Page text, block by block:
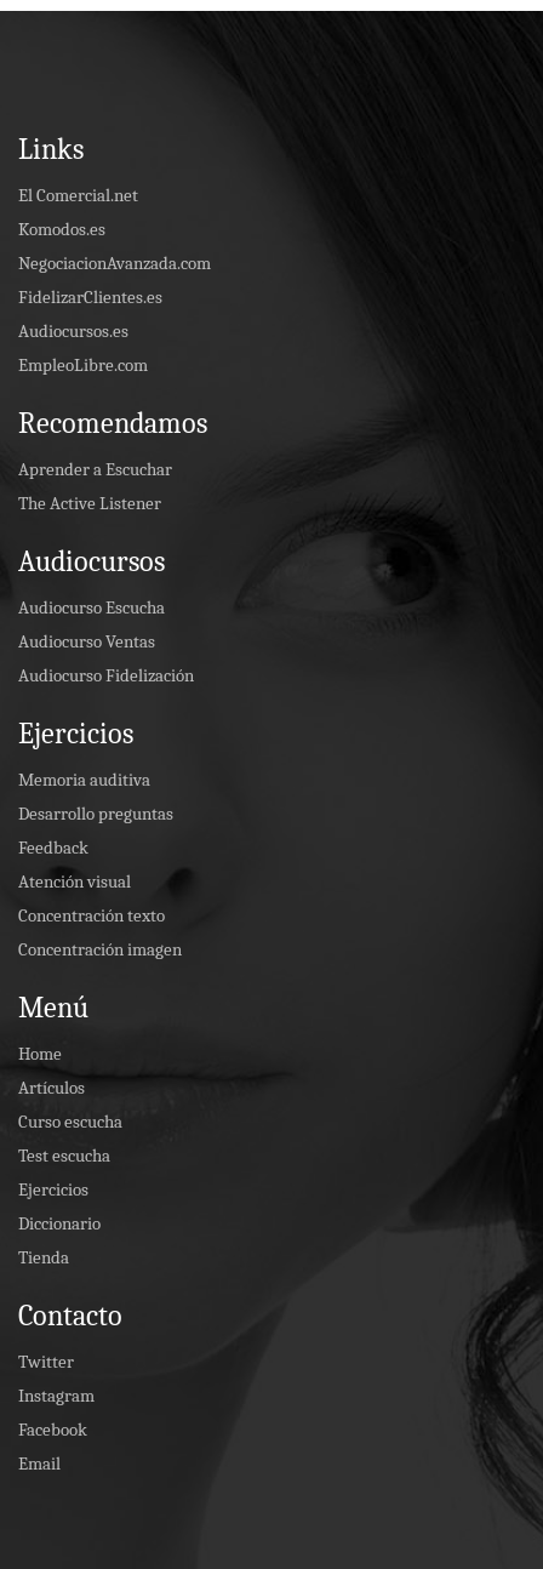
Links
El Comercial.net
Komodos.es
NegociacionAvanzada.com
FidelizarClientes.es
Audiocursos.es
EmpleoLibre.com
Recomendamos
Aprender a Escuchar
The Active Listener
Audiocursos
Audiocurso Escucha
Audiocurso Ventas
Audiocurso Fidelización
Ejercicios
Memoria auditiva
Desarrollo preguntas
Feedback
Atención visual
Concentración texto
Concentración imagen
Menú
Home
Artículos
Curso escucha
Test escucha
Ejercicios
Diccionario
Tienda
Contacto
Twitter
Instagram
Facebook
Email